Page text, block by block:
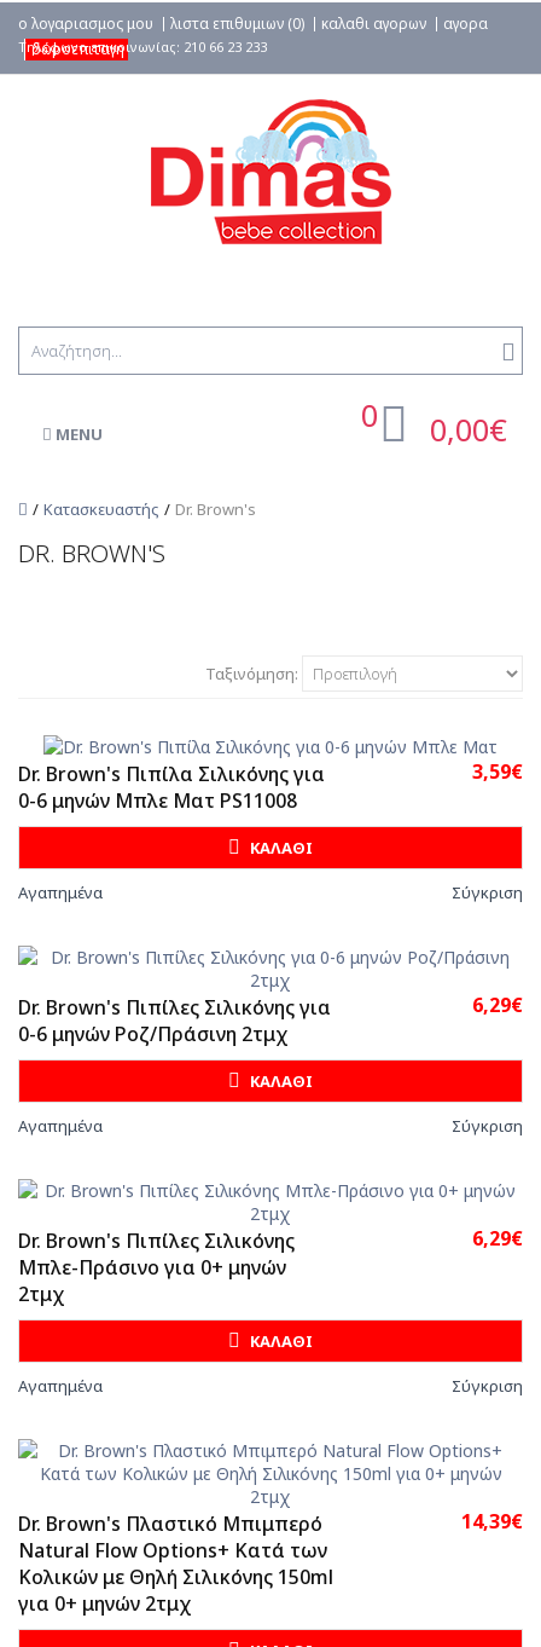
ο λογαριασμος μου λιστα επιθυμιων (0) καλαθι αγορων
αγορα
δωροεπιταγη
0 0,00€
MENU
Κατασκευαστής Dr. Brown's
DR. BROWN'S
Ταξινόμηση:
Dr. Brown's Πιπίλα Σιλικόνης για
0-6 μηνών Μπλε Ματ PS11008
3,59€
ΚΑΛΑΘΙ
Αγαπημένα Σύγκριση
Dr. Brown's Πιπίλες Σιλικόνης για
0-6 μηνών Ροζ/Πράσινη 2τμχ
6,29€
ΚΑΛΑΘΙ
Αγαπημένα Σύγκριση
Dr. Brown's Πιπίλες Σιλικόνης
Μπλε-Πράσινο για 0+ μηνών
2τμχ
6,29€
ΚΑΛΑΘΙ
Αγαπημένα Σύγκριση
Dr. Brown's Πλαστικό Μπιμπερό
Natural Flow Options+ Κατά των
Κολικών με Θηλή Σιλικόνης 150ml
για 0+ μηνών 2τμχ
14,39€